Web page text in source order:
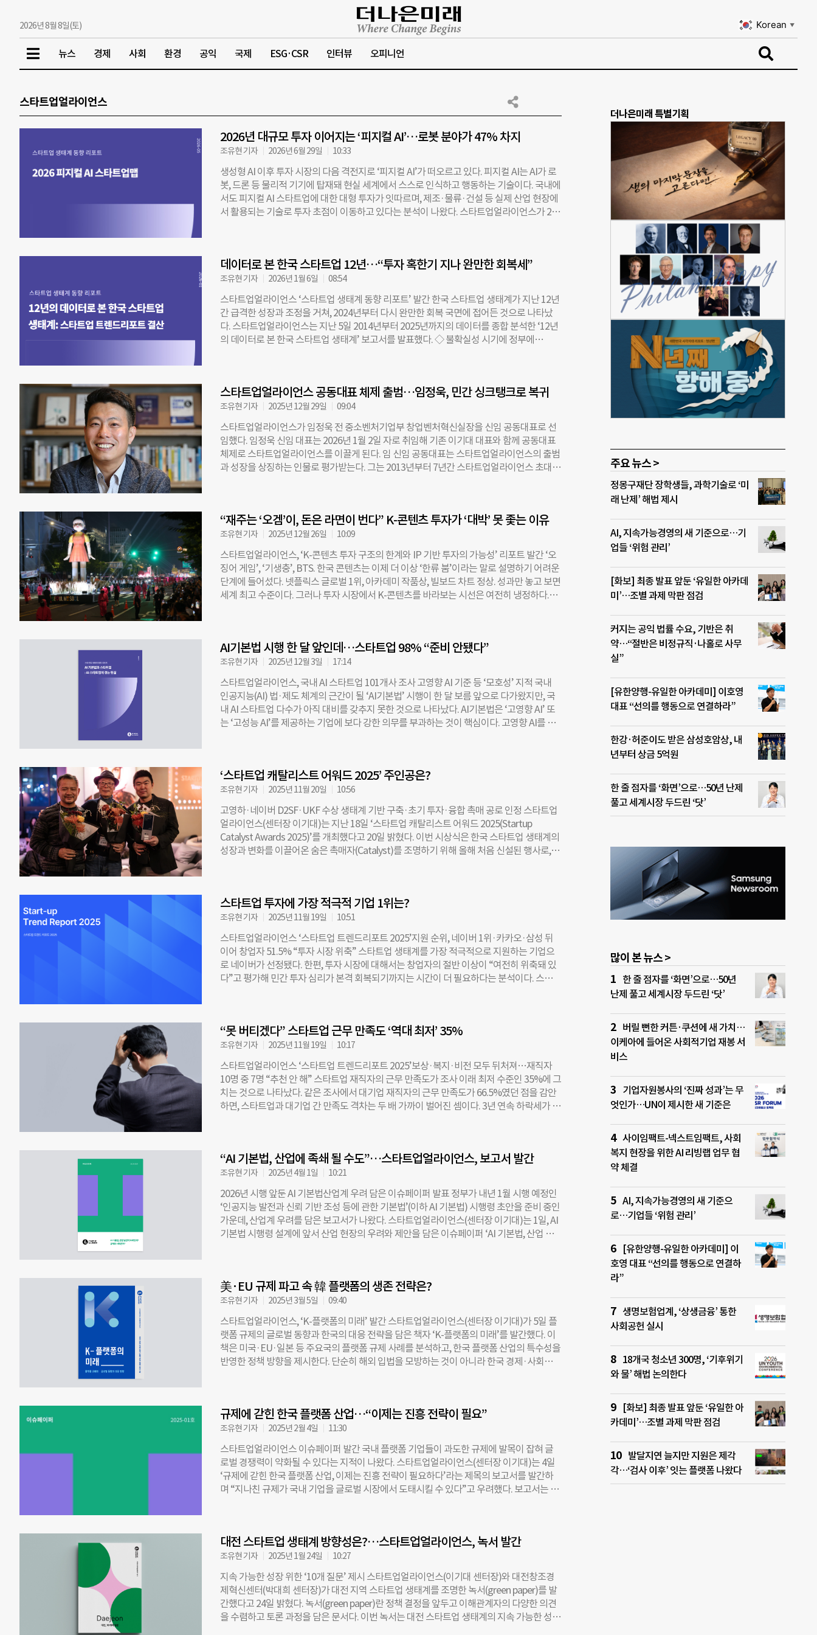
2026년 8월 8일(토) Korean ▼
뉴스 경제 사회 환경 공익 국제 ESG·CSR 인터뷰 오피니언
스타트업얼라이언스
2026년 대규모 투자 이어지는 ‘피지컬 AI’…로봇 분야가 47% 차지
조유현 기자 2026년 6월 29일 10:33
생성형 AI 이후 투자 시장의 다음 격전지로 ‘피지컬 AI’가 떠오르고 있다. 피지컬 AI는 AI가 로
봇, 드론 등 물리적 기기에 탑재돼 현실 세계에서 스스로 인식하고 행동하는 기술이다. 국내에
서도 피지컬 AI 스타트업에 대한 대형 투자가 잇따르며, 제조·물류·건설 등 실제 산업 현장에
서 활용되는 기술로 투자 초점이 이동하고 있다는 분석이 나왔다. 스타트업얼라이언스가 29
2025년 한 해 리얼월드 210억 원, 라온로보틱스 230억 원, 뉴빌리티 251억 원, 본 170억 원 등
주요 피지컬 AI 기업의 투자 유치 규모는 1100억 원을 넘어섰다. 2026년 들어서는 투자 규모
가 더 커졌다. 이족보행 및 양팔 조작 기반의 휴머노이드를 개발하는 홀리데이로보틱스는
1500억 원 규모의 시리즈A 투자를 유치하며 기업가치 9500억 원을 기록했다. 또한 위로보틱
스는 950억 원, 유비파이는 600억 원, 오토노머스에이투지는 405억 원을 각각 유치했다. 글
로벌 투자 시장에서도 흐름은 비슷하다. 리포트는 2025년 글로벌 로보틱스 스타트업 투자가
전년 대비 70% 증가한 약 140억 달러(약 21조5400억 원)을 기록했다고 분석했다. 투자금이
언스는 리포트에서 피지컬 AI를 “AI를
데이터로 본 한국 스타트업 12년…“투자 혹한기 지나 완만한 회복세”
조유현 기자 2026년 1월 6일 08:54
스타트업얼라이언스 ‘스타트업 생태계 동향 리포트’ 발간 한국 스타트업 생태계가 지난 12년
간 급격한 성장과 조정을 거쳐, 2024년부터 다시 완만한 회복 국면에 접어든 것으로 나타났
다. 스타트업얼라이언스는 지난 5일 2014년부터 2025년까지의 데이터를 종합 분석한 ‘12년
의 데이터로 본 한국 스타트업 생태계’ 보고서를 발표했다. ◇ 불확실성 시기에 정부에
리 인상 등 외부 충격으로 2022년 이후 급락했으나, 2024년(50.5점)부터 반등하기 시작해
2025년에는 54.5점을 기록하며 회복세로 돌아섰다. 이는 투자 시장이 안정을 찾으면서 창업
자들의 심리 또한 개선되고 있음을 시사한다. 정부 역할에 대한 평가는 2014년 43점에서 출
발해 꾸준히 상승하다가 투자 혹한기인 2022~2023년에 하락세를 보였다. 그러나 2025년에
는 60.6점을 기록하며 다시 60점대를 회복, 긍정적인 평가 흐름을 되찾았다. 주목할 점은 정부
에게 바라는 시급 과제의 변화다. 전 기간에 걸쳐 ‘자금·투자 활성화’와 ‘규제 완화’가 핵심 과
제로 꼽혔으나, 경제 불확실성이 커진 시기에는 ‘M&A 및 IPO 활성화’에 대한 요구가 급증했
업자들이 선호하는 벤처캐피탈(VC)에 대한 인식은 과거 소수 상위 VC에 집중되던 것에서 벗
어나 다변화되는 추세다. 2019년에는 선호도 상위 3개 VC가 전체 응답의 63.9%를
스타트업얼라이언스 공동대표 체제 출범…임정욱, 민간 싱크탱크로 복귀
조유현 기자 2025년 12월 29일 09:04
스타트업얼라이언스가 임정욱 전 중소벤처기업부 창업벤처혁신실장을 신임 공동대표로 선
임했다. 임정욱 신임 대표는 2026년 1월 2일 자로 취임해 기존 이기대 대표와 함께 공동대표
체제로 스타트업얼라이언스를 이끌게 된다. 임 신임 공동대표는 스타트업얼라이언스의 출범
과 성장을 상징하는 인물로 평가받는다. 그는 2013년부터 7년간 스타트업얼라이언스 초대
조선일보JNS 대표(2005~2006), 다음커뮤니케이션 서비스혁신본부장 및 대외협력본부장
(2006~2008), 다음글로벌홀딩스 대표(2009~2011), 미국 보스턴 기반의 라이코스INC 대표
(2009~2012) 등을 거치며 미디어와 플랫폼 기업 혁신을 주도했다. 이후 스타트업얼라이언스
센터장(2013~2020)으로 복귀해 조직을 안정적으로 확장했고, TBT파트너스 공동대표
(2020~2022), 중소벤처기업부 창업벤처혁신실장(2022~2025)으로 활동하며 벤처캐피탈과
정부 정책 설계 경험까지 축적했다. 스타트업얼라이언스는 이번 공동대표 선임을 계기로 글
로벌 네트워크 확장과 정책 싱크탱크 기능을 강화할 방침이다. 임 공동대표는 취임 소감에서
한 단계 더 도약할 수 있도록 최선을 다하겠다”고 밝혔다. 조유현 더나은미래 기자
“재주는 ‘오겜’이, 돈은 라면이 번다” K-콘텐츠 투자가 ‘대박’ 못 좇는 이유
조유현 기자 2025년 12월 26일 10:09
스타트업얼라이언스, ‘K-콘텐츠 투자 구조의 한계와 IP 기반 투자의 가능성’ 리포트 발간 ‘오
징어 게임’, ‘기생충’, BTS. 한국 콘텐츠는 이제 더 이상 ‘한류 붐’이라는 말로 설명하기 어려운
단계에 들어섰다. 넷플릭스 글로벌 1위, 아카데미 작품상, 빌보드 차트 정상. 성과만 놓고 보면
세계 최고 수준이다. 그러나 투자 시장에서 K-콘텐츠를 바라보는 시선은 여전히 냉정하다.
문”이라고 분석했다. ◇ “흥행해도 남는 게 없다”…’프로젝트’에 갇힌 투자 보고서에 따르면,
모태펀드 문화계정 투자의 81.7%는 기업이 아닌 개별 ‘프로젝트’에 집중되어 있다. 영화 한
편, 드라마 한 편의 제작비에 투자하고 그 정산만 받다 보니, 작품이 흥행해도 제작사의 기업
가치나 자산으로 축적되지 않는다. 기업에 투자해 IP를 축적하고 성장성을 공유하는 구조는
소수에 불과하다. 양지훈 한국문화관광연구원 부연구위원은 “동일한 제작사가 연속적인 성
공을 거두더라도, 투자 성과는 각 프로젝트에서 단절적으로 소멸되는 구조가 반복되고 있
다”고 지적했다. 게다가 콘텐츠 산업은 배우 리스크, 대중의 취향 등 변수가 많아 대표적인 ‘고
적 효과는 오히려 산업 밖에서 더 크게 나타난다는 것이다. 예를 들어 K-드라마가 히트하면 전
세계에서 한국 화장품, 패션, ‘불닭볶음면’ 같은
AI기본법 시행 한 달 앞인데…스타트업 98% “준비 안됐다”
조유현 기자 2025년 12월 3일 17:14
스타트업얼라이언스, 국내 AI 스타트업 101개사 조사 고영향 AI 기준 등 ‘모호성’ 지적 국내
인공지능(AI) 법·제도 체계의 근간이 될 ‘AI기본법’ 시행이 한 달 보름 앞으로 다가왔지만, 국
내 AI 스타트업 다수가 아직 대비를 갖추지 못한 것으로 나타났다. AI기본법은 ‘고영향 AI’ 또
는 ‘고성능 AI’를 제공하는 기업에 보다 강한 의무를 부과하는 것이 핵심이다. 고영향 AI를 서
령 초안을 입법예고하고, 오는 22일까지 의견을 받고 있다. 법안은 내년 1월 22일 시행된다.
그러나 스타트업얼라이언스가 국내 AI 스타트업 101개사를 대상으로 진행한 설문조사 결과,
응답 기업의 98%가 사실상 시행 대비 체계를 구축하지 못한 것으로 확인됐다. ‘대응 계획을
수립해 준비 중’이라고 답한 기업은 2%에 그쳤고, ‘내용을 잘 모르고 준비도 안 돼 있다’는 응
답이 48.5%, ‘법령은 알고 있으나 대응은 미흡하다’는 응답이 48.5%였다. 제도 시행 자체는
인지하고 있으나 실제 준비는 거의 이뤄지지 못하고 있는 셈이다. AI기본법에서 기업 활동에
가장 큰 제약이 되는 조항으로는 ▲신뢰성·안전성 인증제(27.7%) ▲데이터셋 투명성 확보
공통적으로 지적됐다. ‘어디까지가 고영향 AI인지’ ‘어떤 데이터 설명이 필요한지’ 등
‘스타트업 캐탈리스트 어워드 2025’ 주인공은?
조유현 기자 2025년 11월 20일 10:56
고영하·네이버 D2SF·UKF 수상 생태계 기반 구축·초기 투자·융합 촉매 공로 인정 스타트업
얼라이언스(센터장 이기대)는 지난 18일 ‘스타트업 캐탈리스트 어워드 2025(Startup
Catalyst Awards 2025)’를 개최했다고 20일 밝혔다. 이번 시상식은 한국 스타트업 생태계의
성장과 변화를 이끌어온 숨은 촉매자(Catalyst)를 조명하기 위해 올해 처음 신설된 행사로, 빌
위한 기반을 설계하고 판을 만든 촉매자’에게 주어지는 상으로, 고영하 회장이 선정됐다. 고
회장은 2007년 고벤처포럼을 출범시켜 초기 창업자들을 하나로 모으고, 엔젤투자협회 초대
회장으로 팁스(TIPS) 프로그램의 설계·정착을 이끌며 국내 스타트업 생태계의 초석을 다졌
다는 평가를 받았다. 기자단은 고 회장을 “아무것도 없던 곳에서 스타트업 생태계의 기반을
만든 인물”로 평가했다. 이그나이터(Igniter) 부문은 ‘가능성을 먼저 포착하고 과감한 실행으
로 변화에 불을 붙인 혁신 추진자’에게 수여된다. 올해 수상자는 네이버 D2SF가 선정됐다. 네
이버 D2SF는 기술 스타트업이 저평가되던 시기부터 꾸준히 가능성에 베팅하며 전략적 투자
레이터(Integrator) 부문은 ‘서로 다른 요소를 결합해 변화를 확장시키는 융합 촉매자’에게
주어지며, UKF(United Korean Founders)가 수상했다. 2018년 실리콘밸리 한국계 창업자
들의 소모임에서 출발한 UKF는 글로벌 진출 선배들의 후원 네트워크로 성장해 왔으며, 올해
뉴욕에서 ‘KOOM
스타트업 투자에 가장 적극적 기업 1위는?
조유현 기자 2025년 11월 19일 10:51
스타트업얼라이언스 ‘스타트업 트렌드리포트 2025’지원 순위, 네이버 1위·카카오·삼성 뒤
이어 창업자 51.5% “투자 시장 위축” 스타트업 생태계를 가장 적극적으로 지원하는 기업으
로 네이버가 선정됐다. 한편, 투자 시장에 대해서는 창업자의 절반 이상이 “여전히 위축돼 있
다”고 평가해 민간 투자 심리가 본격 회복되기까지는 시간이 더 필요하다는 분석이다. 스타트
기업 재직자 200명, 취업준비생 200명 등 총 800명을 대상으로 실시됐다. 창업자들은 스타트
업 지원에 가장 적극적인 기업으로 네이버(46.5%)를 1위로 꼽았다. 이어 카카오(34%), 삼성
(29%) 순이었다. 가장 활용하고 싶은 창업지원센터로는 구글 스타트업 캠퍼스(29.5%)가 1위
에 올랐고, 창조경제혁신센터(29%), 서울창업허브(28%)가 근소한 차이로 뒤를 이었다. 이들
기관을 선호하는 주요 이유는 ‘사무공간·인프라 제공’(38.2%), ‘투자 유치 지원’(34.4%), ‘네
트워킹·커뮤니티 형성 지원’(32.3%) 순이었다. 민간 액셀러레이터(AC) 중에서는 블루포인트
(21.5%)가 가장 높은 선호도를 얻었으며, 프라이머(18%), 스파크랩(17.5%)이 그 뒤를 이었
자파트너스(23%), SBVA(14.5%) 순이었고, 기업주도형 벤처캐피탈(CVC)은 카카오벤처스
(35%), 네이버 D2SF(26%), 삼성벤처투자(23.5%) 순으로 나타났다. 창업자들이 이들
VC·CVC를 선호하는 주요 이유는 ‘평판 및 브랜드 후광 효과’(VC 54.4%, CVC 41.2%), ‘투자자
·전문가 네트워크 연결’, ‘후속·공동 투자 연계’ 등이었다. 현재 스타트업 투자 시장에 대해서
는 여전히 부정적 인식이 우세했다. 창업자의 51.5%, 스타트업 재직자의
“못 버티겠다” 스타트업 근무 만족도 ‘역대 최저’ 35%
조유현 기자 2025년 11월 19일 10:17
스타트업얼라이언스 ‘스타트업 트렌드리포트 2025’보상·복지·비전 모두 뒤처져…재직자
10명 중 7명 “추천 안 해” 스타트업 재직자의 근무 만족도가 조사 이래 최저 수준인 35%에 그
치는 것으로 나타났다. 같은 조사에서 대기업 재직자의 근무 만족도가 66.5%였던 점을 감안
하면, 스타트업과 대기업 간 만족도 격차는 두 배 가까이 벌어진 셈이다. 3년 연속 하락세가 이
파악하기 위해 올해 9월 22일부터 10월 2일까지 11일간 창업자 200명, 스타트업 재직자 200
명, 대기업 재직자 200명, 취업준비생 200명 등 총 800명을 대상으로 실시됐다. 스타트업 재
직자들이 꼽은 불만족 이유 1위는 ‘낮은 재정적 보상’(37.0%)이었다. 다음으로는 ▲불안정한
조직 비전·전략(35.0%) ▲낮은 기업 인지도(30.0%) ▲적은 복리·복지 혜택(25.0%) ▲워라
밸 미보장(24.0%) 순으로 나타났다. 반면 만족 이유로는 ‘자율적·수평적 조직 문화’(41.5%),
‘유연하고 빠른 의사결정’(34.0%) 등이 꼽혔다. 스타트업 특유의 문화적 장점은 유지되지만,
보상·안정성 등 기본 조건이 이를 따라가지 못하면서 체감 만족도가 떨어진 것으로 풀이된다.
부분은 리스크, 불안정성, 체계 부족 등이었다. 향후 이직 희망 조사에서도 대기업·중견기업
선호가 뚜렷했다. 스타트업 재직자(이직 희망 응답자 181명)는 향후 이직 시 가장 선호하는
조직 형태로 국내
“AI 기본법, 산업에 족쇄 될 수도”…스타트업얼라이언스, 보고서 발간
조유현 기자 2025년 4월 1일 10:21
2026년 시행 앞둔 AI 기본법산업계 우려 담은 이슈페이퍼 발표 정부가 내년 1월 시행 예정인
‘인공지능 발전과 신뢰 기반 조성 등에 관한 기본법’(이하 AI 기본법) 시행령 초안을 준비 중인
가운데, 산업계 우려를 담은 보고서가 나왔다. 스타트업얼라이언스(센터장 이기대)는 1일, AI
기본법 시행령 설계에 앞서 산업 현장의 우려와 제안을 담은 이슈페이퍼 ‘AI 기본법, 산업 발
방향과 규제 틀을 담고 있다. 그러나 실제 규제의 수위와 적용 범위는 시행령에서 정해지는 만
큼, 산업계는 시행령 내용이 향후 시장에 미칠 영향을 예의주시하고 있다. 스타트업얼라이언
스는 이번 이슈페이퍼에서 다음과 같은 다섯 가지 핵심 쟁점을 짚었다. ▲‘고영향 AI’의 불명
확한 정의로 인한 규제 불확실성 ▲생성형 AI 표시 의무 대상이 광범위하여 혁신적 기술 적용
을 제약할 가능성 ▲기존 법령과의 중복 및 충돌에 따른 법적 혼란과 이중 규제 문제 ▲불명
확한 사실조사 요건으로 인한 산업 현장의 과도한 부담 ▲ AI 검·인증 권한의 특정 기관 독점
으로 인한 기술 혁신 및 시장경쟁 제한 우려 등을 제시했다. 스타트업얼라이언스는 “산업계의
언스 센터장은
美·EU 규제 파고 속 韓 플랫폼의 생존 전략은?
조유현 기자 2025년 3월 5일 09:40
스타트업얼라이언스, ‘K-플랫폼의 미래’ 발간 스타트업얼라이언스(센터장 이기대)가 5일 플
랫폼 규제의 글로벌 동향과 한국의 대응 전략을 담은 책자 ‘K-플랫폼의 미래’를 발간했다. 이
책은 미국·EU·일본 등 주요국의 플랫폼 규제 사례를 분석하고, 한국 플랫폼 산업의 특수성을
반영한 정책 방향을 제시한다. 단순히 해외 입법을 모방하는 것이 아니라 한국 경제·사회적
향성과 진흥 전략 등을 다룬다. 특히, ‘국가 플랫폼 자본주의(State Platform Capitalism)’ 개
념을 바탕으로 한국 플랫폼 산업의 글로벌 경쟁력 확보 방안을 모색했다. 이기대 스타트업얼
라이언스 센터장은 “플랫폼 산업은 소비자 후생 증가와 중소기업 판로 확대에 직결되므로, 각
국 정부가 자국 플랫폼 육성에 사활을 걸고 있다”며 “우리 정부도 플랫폼을 규제 대상으로만
볼 것이 아니라, 경제 성장과 디지털 생태계 활성화의 핵심 동력으로 인식해야 한다”고 강조
했다. 그는 이어 “이번 보고서가 정책 입안자, 학계, 스타트업 관계자들에게 한국 플랫폼 산업
의 지속가능한 성장 전략을 고민하는 데 실질적인 지침이 되길 바란다”고 덧붙였다. 한편, ‘K-
규제에 갇힌 한국 플랫폼 산업…“이제는 진흥 전략이 필요”
조유현 기자 2025년 2월 4일 11:30
스타트업얼라이언스 이슈페이퍼 발간 국내 플랫폼 기업들이 과도한 규제에 발목이 잡혀 글
로벌 경쟁력이 약화될 수 있다는 지적이 나왔다. 스타트업얼라이언스(센터장 이기대)는 4일
‘규제에 갇힌 한국 플랫폼 산업, 이제는 진흥 전략이 필요하다’라는 제목의 보고서를 발간하
며 “지나친 규제가 국내 기업을 글로벌 시장에서 도태시킬 수 있다”고 우려했다. 보고서는 미
발의된 상태다. 스타트업얼라이언스는 이를 ▲거래 공정화 ▲독점 규제 ▲혼합 유형으로 나
눠 검토한 결과, 상당수 법안이 과도한 개입으로 시장의 자율성을 해칠 우려가 있다고 지적했
다. 예를 들어 ‘서면 계약 교부 의무화’나 ‘계약 해지 시 사전 통지 의무’ 등은 기업의 자율성을
제한하는 동시에, 실효성이 부족하다는 평가다. 또 플랫폼 사업자로 하여금 재화·용역의 노출
순서, 기준 등을 공개하도록 강제하는 규정은 영업 비밀 침해 소지가 있으며, 후발주자의 무임
승차 문제를 초래할 수 있다. 정부가 ‘중개 수수료율’을 일괄적으로 통제하려는 시도 역시 헌
법이 보장하는 사적 자치와 자유 시장 원칙에 어긋날 수 있다는 지적이 나온다. 독점규제 유형
대전 스타트업 생태계 방향성은?…스타트업얼라이언스, 녹서 발간
조유현 기자 2025년 1월 24일 10:27
지속 가능한 성장 위한 ‘10개 질문’ 제시 스타트업얼라이언스(이기대 센터장)와 대전창조경
제혁신센터(박대희 센터장)가 대전 지역 스타트업 생태계를 조명한 녹서(green paper)를 발
간했다고 24일 밝혔다. 녹서(green paper)란 정책 결정을 앞두고 이해관계자의 다양한 의견
을 수렴하고 토론 과정을 담은 문서다. 이번 녹서는 대전 스타트업 생태계의 지속 가능한 성장
더나은미래 특별기획
주요 뉴스 >
정몽구재단 장학생들, 과학기술로 ‘미
래 난제’ 해법 제시
AI, 지속가능경영의 새 기준으로…기
업들 ‘위험 관리’
[화보] 최종 발표 앞둔 ‘유일한 아카데
미’…조별 과제 막판 점검
커지는 공익 법률 수요, 기반은 취
약…“절반은 비정규직·나홀로 사무
실”
[유한양행-유일한 아카데미] 이호영
대표 “선의를 행동으로 연결하라”
한강·허준이도 받은 삼성호암상, 내
년부터 상금 5억원
한 줄 점자를 ‘화면’으로…50년 난제
풀고 세계시장 두드린 ‘닷’
많이 본 뉴스 >
한 줄 점자를 ‘화면’으로…50년
난제 풀고 세계시장 두드린 ‘닷’
버릴 뻔한 커튼·쿠션에 새 가치…
이케아에 들어온 사회적기업 재봉 서
비스
기업자원봉사의 ‘진짜 성과’는 무
엇인가…UN이 제시한 새 기준은
사이임팩트-넥스트임팩트, 사회
복지 현장을 위한 AI 리빙랩 업무 협
약 체결
AI, 지속가능경영의 새 기준으
로…기업들 ‘위험 관리’
[유한양행-유일한 아카데미] 이
호영 대표 “선의를 행동으로 연결하
라”
생명보험업계, ‘상생금융’ 통한
사회공헌 실시
18개국 청소년 300명, ‘기후위기
와 물’ 해법 논의한다
[화보] 최종 발표 앞둔 ‘유일한 아
카데미’…조별 과제 막판 점검
발달지연 늘지만 지원은 제각
각…‘검사 이후’ 잇는 플랫폼 나왔다